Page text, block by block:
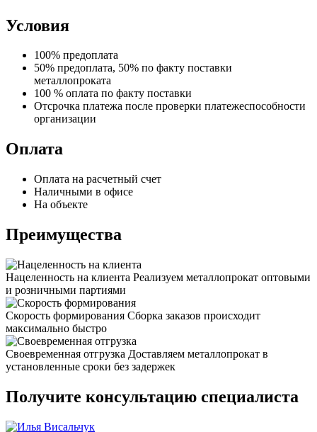
Условия
100% предоплата
50% предоплата, 50% по факту поставки
металлопроката
100 % оплата по факту поставки
Отсрочка платежа после проверки платежеспособности
организации
Оплата
Оплата на расчетный счет
Наличными в офисе
На объекте
Преимущества
Нацеленность на клиента Реализуем металлопрокат оптовыми
и розничными партиями
Скорость формирования Сборка заказов происходит
максимально быстро
Своевременная отгрузка Доставляем металлопрокат в
установленные сроки без задержек
Получите консультацию специалиста